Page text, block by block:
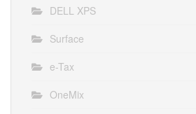
DELL XPS
Surface
e-Tax
OneMix